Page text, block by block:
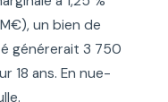
un bien de
générerait 3 750
18 ans. En nue-